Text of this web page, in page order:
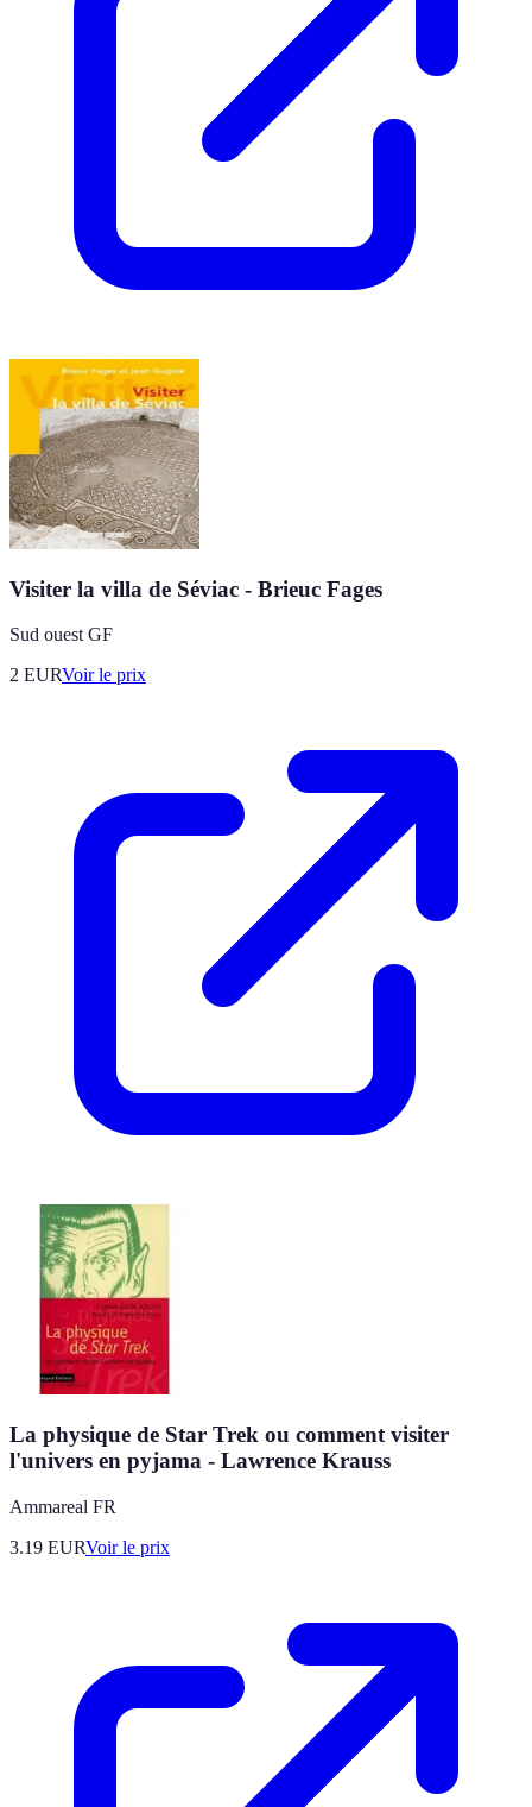
Visiter la villa de Séviac - Brieuc Fages
Sud ouest GF
2 EURVoir le prix
La physique de Star Trek ou comment visiter
l'univers en pyjama - Lawrence Krauss
Ammareal FR
3.19 EURVoir le prix